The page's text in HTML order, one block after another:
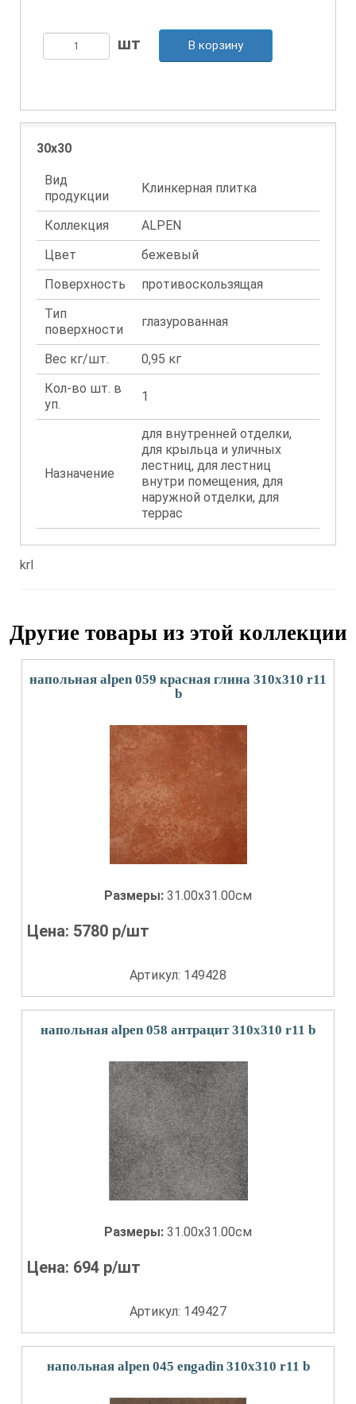
В корзину
30x30
Вид
продукции
Клинкерная плитка
Коллекция
ALPEN
Цвет
бежевый
Поверхность
противоскользящая
Тип
поверхности
глазурованная
Вес кг/шт.
0,95 кг
Кол-во шт. в
уп.
1
Назначение
для внутренней отделки,
для крыльца и уличных
лестниц, для лестниц
внутри помещения, для
наружной отделки, для
террас
krl
Другие товары из этой коллекции
напольная alpen 059 красная глина 310x310 r11
b
Размеры: 31.00x31.00см
Цена: 5780 р/шт
Артикул: 149428
напольная alpen 058 антрацит 310x310 r11 b
Размеры: 31.00x31.00см
Цена: 694 р/шт
Артикул: 149427
напольная alpen 045 engadin 310x310 r11 b